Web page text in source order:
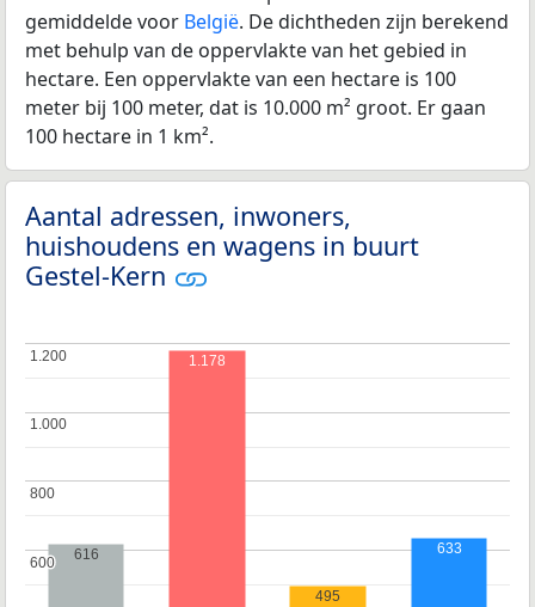
gemiddelde voor België. De dichtheden zijn berekend
met behulp van de oppervlakte van het gebied in
hectare. Een oppervlakte van een hectare is 100
meter bij 100 meter, dat is 10.000 m² groot. Er gaan
100 hectare in 1 km².
Aantal adressen, inwoners,
huishoudens en wagens in buurt
Gestel-Kern
600
600
800
800
1.000
1.000
1.200
1.200
616
1.178
495
633